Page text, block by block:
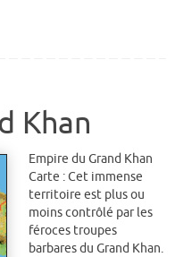
Khan
Empire du Grand Khan
Carte : Cet immense
territoire est plus ou
moins contrôlé par les
féroces troupes
barbares du Grand Khan.